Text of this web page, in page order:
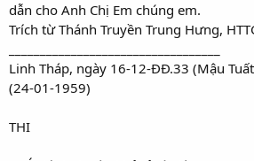
dẫn cho Anh Chị Em chúng em.
Trích từ Thánh Truyền Trung Hưng,
Linh Tháp, ngày 16-12-ĐĐ.33 (Mậu
(24-01-1959)
THI